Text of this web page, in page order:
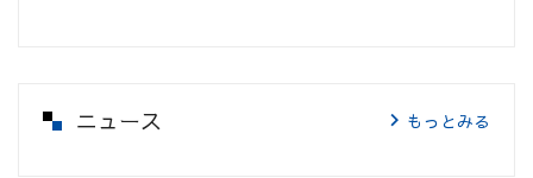
ニュース もっとみる